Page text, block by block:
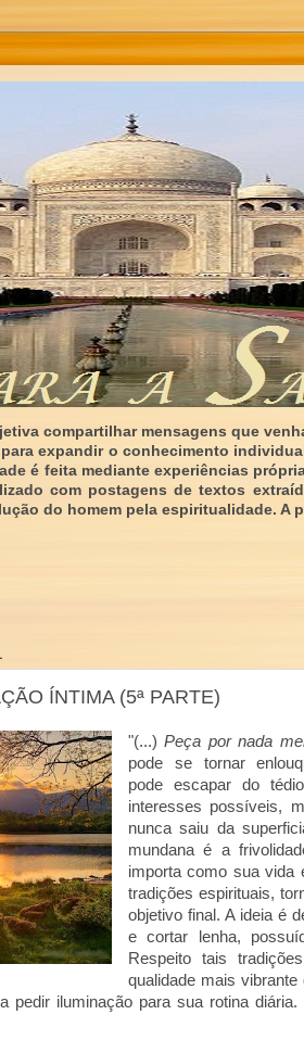
compartilhar mensagens que
expandir o conhecimento
é feita mediante experiências
com postagens de textos
do homem pela espiritualidade. A
ÍNTIMA (5ª PARTE)
"(...)Peça por nada
pode se tornar
pode escapar do
interesses possíveis,
nunca saiu da
mundana é a
importa como sua vida
tradições espirituais,
objetivo final. A ideia é
e cortar lenha,
Respeito tais
qualidade mais
pedir iluminação para sua rotina